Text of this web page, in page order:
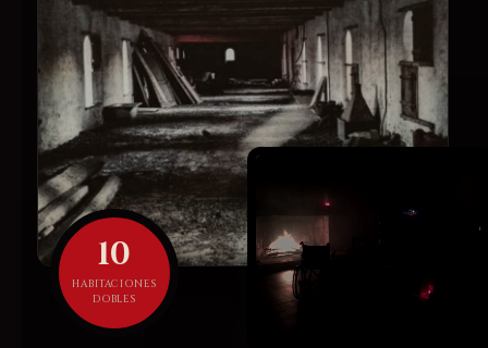
10
HABITACIONES
DOBLES